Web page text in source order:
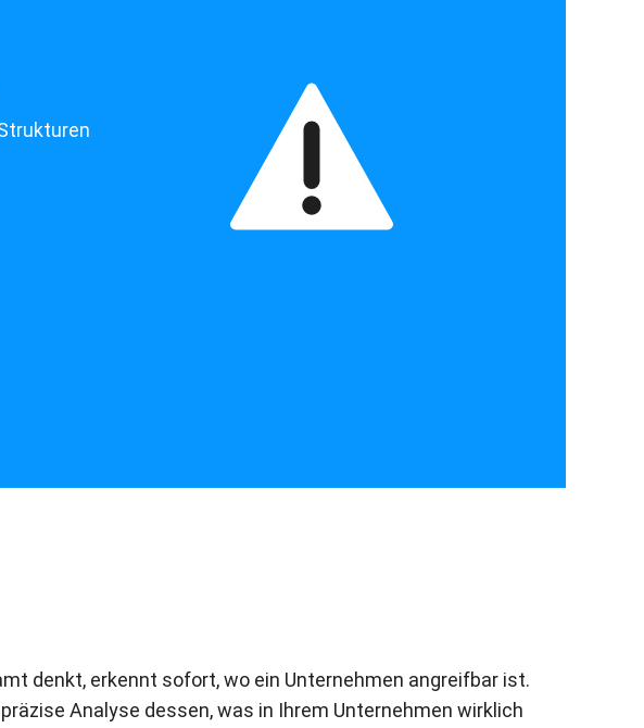
denkt, erkennt sofort, wo ein Unternehmen angreifbar ist.
Analyse dessen, was in Ihrem Unternehmen wirklich